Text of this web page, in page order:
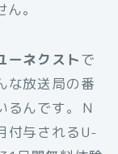
。
ーネクストで
な放送局の番
るんです。Ｎ
付与されるU-